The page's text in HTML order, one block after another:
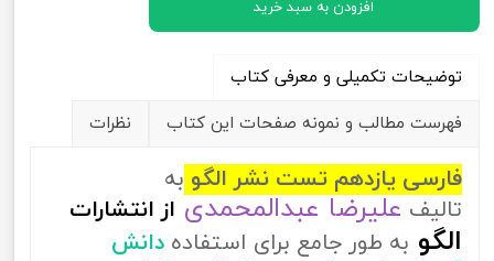
افزودن به سبد خرید
توضیحات تکمیلی و معرفی کتاب
فهرست مطالب و نمونه صفحات این کتاب
نظرات
فارسی یازدهم تست نشر الگو به
تالیف علیرضا عبدالمحمدی از انتشارات
الگو به طور جامع برای استفاده دانش